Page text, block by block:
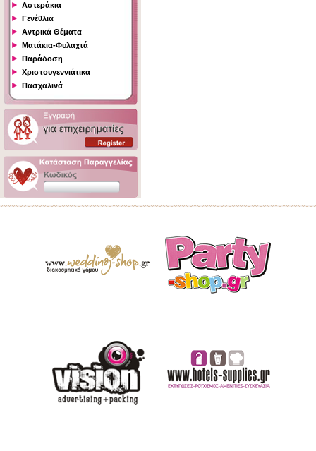
Αστεράκια
Γενέθλια
Αντρικά Θέματα
Ματάκια-Φυλαχτά
Παράδοση
Χριστουγεννιάτικα
Πασχαλινά